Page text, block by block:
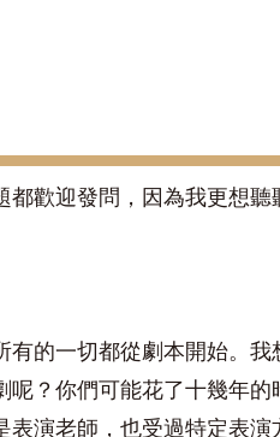
歡迎發問，因為我更想
的一切都從劇本開始。我
？你們可能花了十幾年的
演老師，也受過特定表